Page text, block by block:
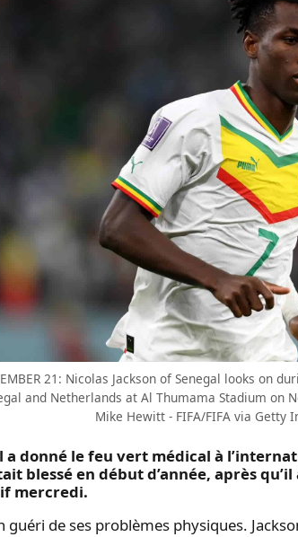
21: Nicolas Jackson of Senegal looks on
and Netherlands at Al Thumama Stadium on
Mike Hewitt - FIFA/FIFA via Getty
donné le feu vert médical à
blessé en début d’année, après
mercredi.
guéri de ses problèmes physiques.